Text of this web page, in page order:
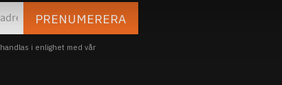
PRENUMERERA
i enlighet med vår